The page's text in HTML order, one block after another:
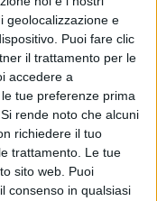
geolocalizzazione e
Puoi fare clic
il trattamento per le
accedere a
tue preferenze prima
Si rende noto che alcuni
richiedere il tuo
trattamento. Le tue
sito web. Puoi
consenso in qualsiasi
politico e dello
, Centri di
svolgono la
nei confronti di
che intendono